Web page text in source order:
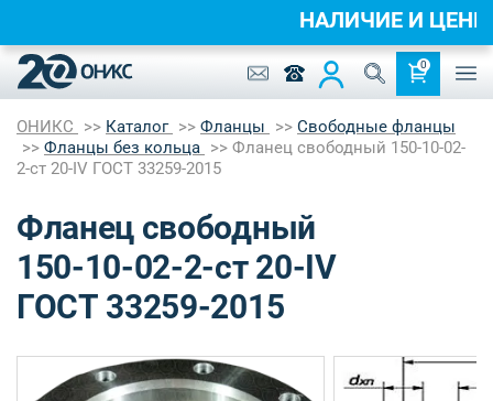
0
ОНИКС Каталог Фланцы
Свободные фланцы
Фланцы без кольца
Фланец свободный 150-10-02-
2-ст 20-IV ГОСТ 33259-2015
Фланец свободный
150-10-02-2-ст 20-IV
ГОСТ 33259-2015
НАЛИЧИЕ И